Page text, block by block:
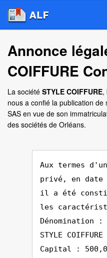
Annonce
COIFFURE
La société STYLE COIFFURE,
nous a confié la publication
SAS en vue de son
des sociétés de Orléans.
Aux termes
privé, en date
il a été
les
Dénomination :
STYLE COIFFURE
Capital :